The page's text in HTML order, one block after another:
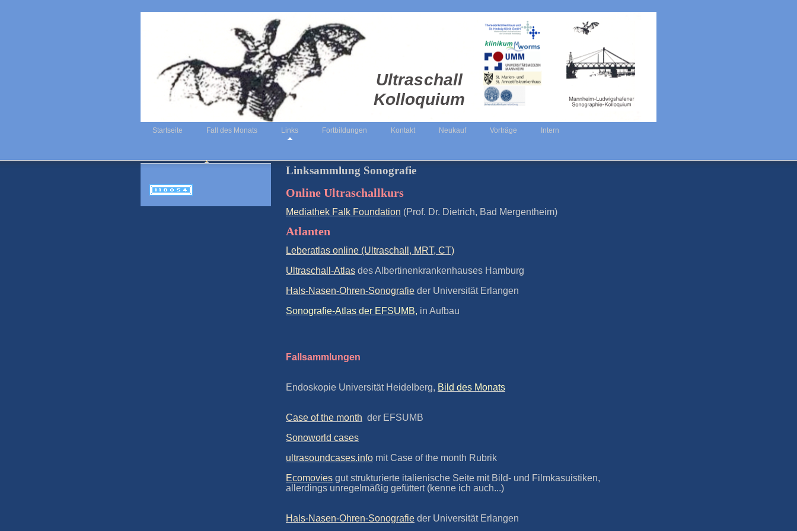
Ultraschall
Kolloquium
Startseite Fall des Monats Links Fortbildungen Kontakt Neukauf Vorträge Intern
Linksammlung Sonografie
Online Ultraschallkurs
Mediathek Falk Foundation (Prof. Dr. Dietrich, Bad Mergentheim)
Atlanten
Leberatlas online (Ultraschall, MRT, CT)
Ultraschall-Atlas des Albertinenkrankenhauses Hamburg
Hals-Nasen-Ohren-Sonografie der Universität Erlangen
Sonografie-Atlas der EFSUMB, in Aufbau
Fallsammlungen
Endoskopie Universität Heidelberg, Bild des Monats
Case of the month der EFSUMB
Sonoworld cases
ultrasoundcases.info mit Case of the month Rubrik
Ecomovies gut strukturierte italienische Seite mit Bild- und Filmkasuistiken,
allerdings unregelmäßig gefüttert (kenne ich auch...)
Hals-Nasen-Ohren-Sonografie der Universität Erlangen